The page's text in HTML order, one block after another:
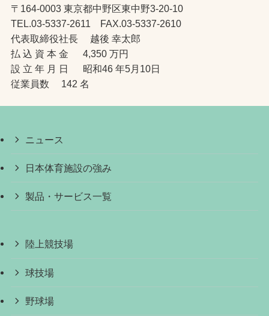
〒164-0003 東京都中野区東中野3-20-10
TEL.03-5337-2611 FAX.03-5337-2610
代表取締役社長 越後 幸太郎
払 込 資 本 金 4,350 万円
設 立 年 月 日 昭和46 年5月10日
従業員数 142 名
ニュース
日本体育施設の強み
製品・サービス一覧
陸上競技場
球技場
野球場